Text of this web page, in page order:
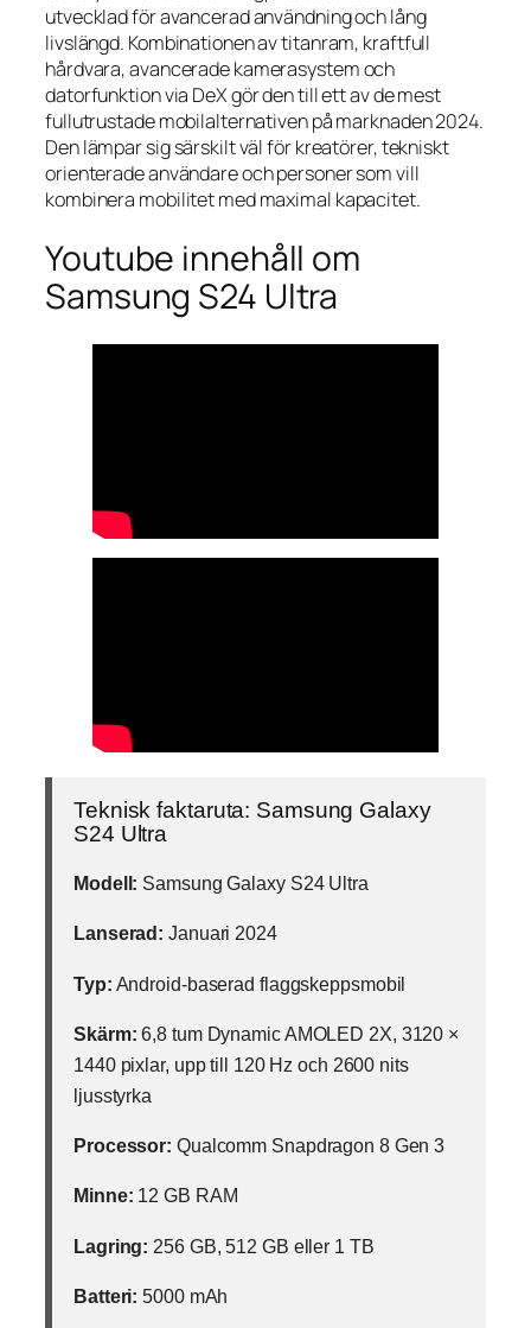
utvecklad för avancerad användning och lång
livslängd. Kombinationen av titanram, kraftfull
hårdvara, avancerade kamerasystem och
datorfunktion via DeX gör den till ett av de mest
fullutrustade mobilalternativen på marknaden 2024.
Den lämpar sig särskilt väl för kreatörer, tekniskt
orienterade användare och personer som vill
kombinera mobilitet med maximal kapacitet.
Youtube innehåll om
Samsung S24 Ultra
Teknisk faktaruta: Samsung Galaxy
S24 Ultra
Modell: Samsung Galaxy S24 Ultra
Lanserad: Januari 2024
Typ: Android-baserad flaggskeppsmobil
Skärm: 6,8 tum Dynamic AMOLED 2X, 3120 ×
1440 pixlar, upp till 120 Hz och 2600 nits
ljusstyrka
Processor: Qualcomm Snapdragon 8 Gen 3
Minne: 12 GB RAM
Lagring: 256 GB, 512 GB eller 1 TB
Batteri: 5000 mAh